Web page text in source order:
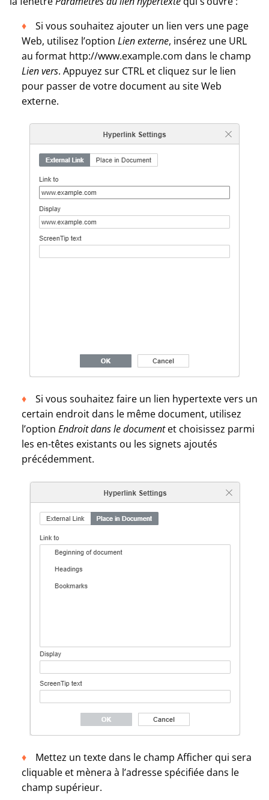
Si vous souhaitez ajouter un lien vers une page
Web, utilisez l’option Lien externe, insérez une URL
au format http://www.example.com dans le champ
Lien vers. Appuyez sur CTRL et cliquez sur le lien
pour passer de votre document au site Web
externe.
Si vous souhaitez faire un lien hypertexte vers un
certain endroit dans le même document, utilisez
l’option Endroit dans le documentet choisissez parmi
les en-têtes existants ou les signets ajoutés
précédemment.
Mettez un texte dans le champ Afficher qui sera
cliquable et mènera à l’adresse spécifiée dans le
champ supérieur.